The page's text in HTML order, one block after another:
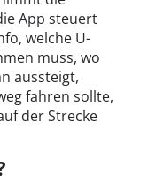
App steuert
welche U-
muss, wo
aussteigt,
fahren sollte,
der Strecke